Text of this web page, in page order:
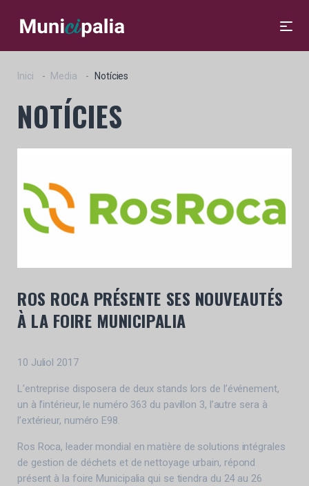
Inici Media Notícies
NOTÍCIES
ROS ROCA PRÉSENTE SES NOUVEAUTÉS
À LA FOIRE MUNICIPALIA
10 Juliol 2017
L’entreprise disposera de deux stands lors de l’événement,
un à l’intérieur, le numéro 363 du pavillon 3, l’autre sera à
l’extérieur, numéro E98.
Ros Roca, leader mondial en matière de solutions intégrales
de gestion de déchets et de nettoyage urbain, répond
présent à la foire Municipalia qui se tiendra du 24 au 26